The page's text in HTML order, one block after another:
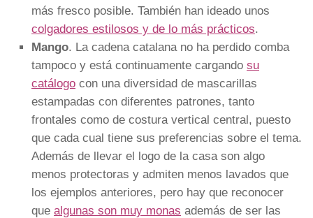
más fresco posible. También han ideado unos
colgadores estilosos y de lo más prácticos.
Mango. La cadena catalana no ha perdido comba
tampoco y está continuamente cargando su
catálogo con una diversidad de mascarillas
estampadas con diferentes patrones, tanto
frontales como de costura vertical central, puesto
que cada cual tiene sus preferencias sobre el tema.
Además de llevar el logo de la casa son algo
menos protectoras y admiten menos lavados que
los ejemplos anteriores, pero hay que reconocer
que algunas son muy monas además de ser las